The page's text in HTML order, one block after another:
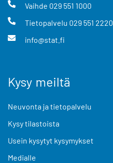
Vaihde 029 551 1000
Tietopalvelu 029 551 2220
info@stat.fi
Kysy meiltä
Neuvonta ja tietopalvelu
Kysy tilastoista
Usein kysytyt kysymykset
Medialle